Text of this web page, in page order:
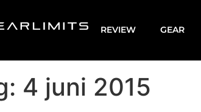
REVIEW GEAR
4 juni 2015